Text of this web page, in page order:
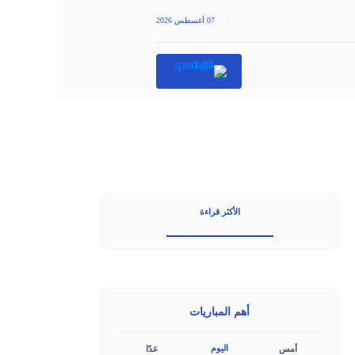
07 أغسطس 2026
الأكثر قراءة
أهم المباريات
أمس اليوم غدًا